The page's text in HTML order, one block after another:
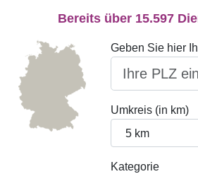
Bereits über 15.597
Geben Sie hier
Umkreis (in km)
Kategorie